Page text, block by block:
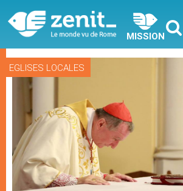
MISSION
EGLISES LOCALES